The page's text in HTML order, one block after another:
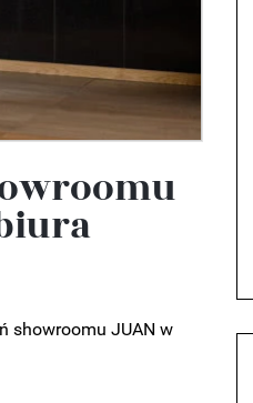
showroomu JUAN w